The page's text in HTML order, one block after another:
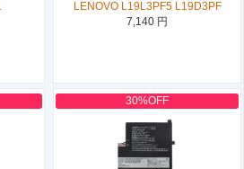
LENOVO L19L3PF5 L19D3PF
7,140 円
30%OFF